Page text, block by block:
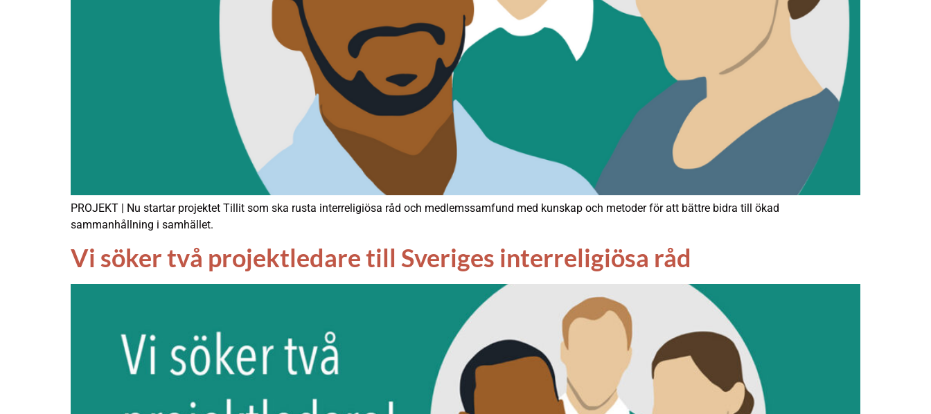
PROJEKT | Nu startar projektet Tillit som ska rusta interreligiösa råd och medlemssamfund med kunskap och metoder för att bättre bidra till ökad
sammanhållning i samhället.
Vi söker två projektledare till Sveriges interreligiösa råd